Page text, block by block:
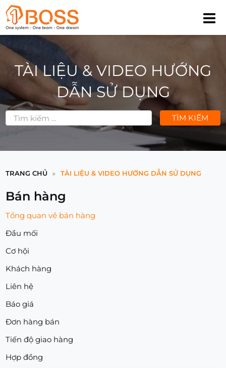
TÀI LIỆU & VIDEO HƯỚNG
DẪN SỬ DỤNG
TÌM KIẾM
TRANG CHỦ TÀI LIỆU & VIDEO HƯỚNG DẪN SỬ DỤNG
Bán hàng
Tổng quan về bán hàng
Đầu mối
Cơ hội
Khách hàng
Liên hệ
Báo giá
Đơn hàng bán
Tiến độ giao hàng
Hợp đồng